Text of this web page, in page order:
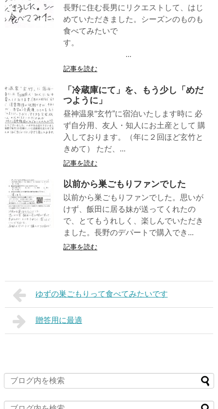
長野に住む長男にリクエストして、はじ
めていただきました。シーズンのものも
食べてみたいで
す。
...
記事を読む
「冷蔵庫にて」を、もう少し「めだ
つように」
昼神温泉“玄竹”に宿泊いたします時に 必
ず自分用、友人・知人にお土産として 購
入しております。（年に２回ほど玄竹と
きめて） ただ、...
記事を読む
以前から巣ごもりファンでした
以前から巣ごもりファンでした。思いが
けず、飯田に居る妹が送ってくれたの
で、とてもうれしく、楽しんでいただき
ました。長野のデパートで購入でき...
記事を読む
ゆずの巣ごもりって食べてみたいです
贈答用に最適